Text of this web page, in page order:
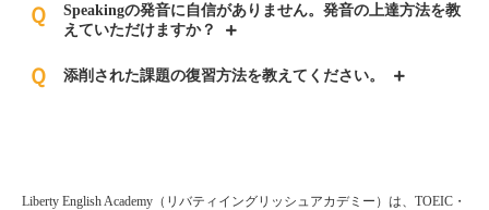
Ｑ
Speakingの発音に自信がありません。発音の上達方法を教
えていただけますか？
Ｑ 添削された課題の復習方法を教えてください。
Liberty English Academy（リバティイングリッシュアカデミー）は、TOEIC・